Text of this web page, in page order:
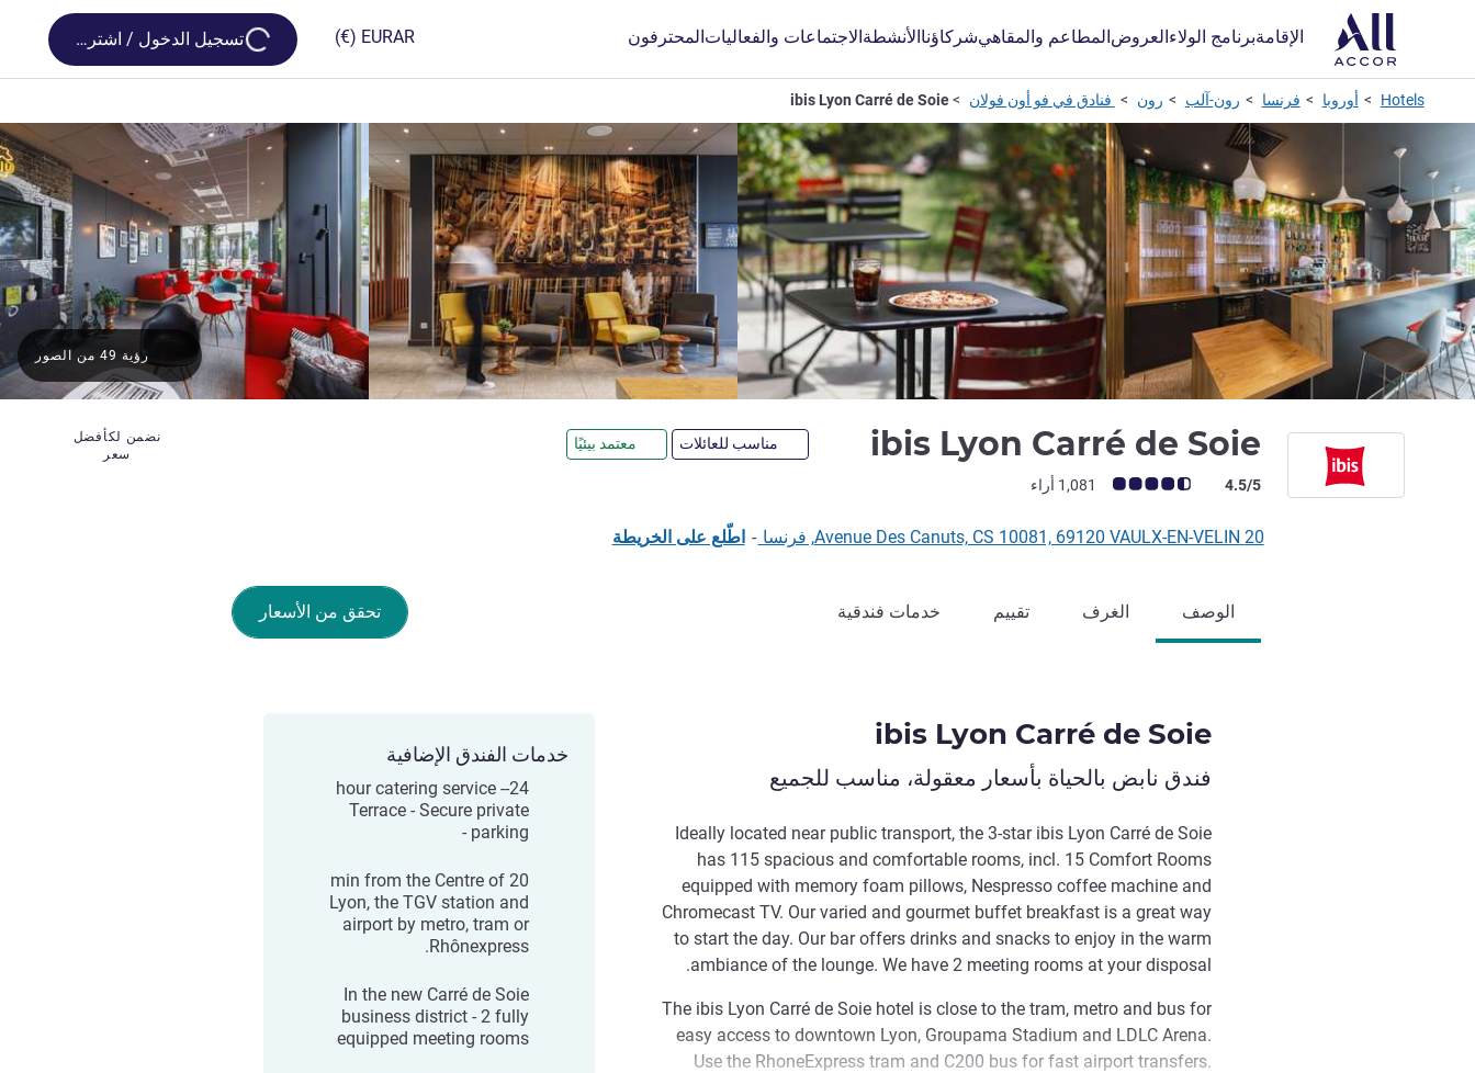
الإقامةبرنامج الولاءالعروضالمطاعم والمقاهيشركاؤناالأنشطةالاجتماعات والفعالياتالمحترفون AR
EUR
(€)
Loading...
تسجيل الدخول / اشترك
Hotels أوروبا فرنسا رون-آلب رون فنادق في فو أون فولان ibis Lyon Carré de Soie
ibis Lyon Carré de Soie مناسب للعائلات معتمد بيئيًا
ملاحظة أراء العملاء (رأي ALL)
4.5/5 1,081 أراء
نضمن لكأفضل
سعر
رؤية 49 من الصور
20 Avenue Des Canuts, CS 10081, 69120 VAULX-EN-VELIN, فرنسا - اطّلع على الخريطة
تحقق من الأسعار الوصف الغرف تقييم خدمات فندقية
ibis Lyon Carré de Soie
فندق نابض بالحياة بأسعار معقولة، مناسب للجميع
Ideally located near public transport, the 3-star ibis Lyon Carré de Soie
has 115 spacious and comfortable rooms, incl. 15 Comfort Rooms
equipped with memory foam pillows, Nespresso coffee machine and
Chromecast TV. Our varied and gourmet buffet breakfast is a great way
to start the day. Our bar offers drinks and snacks to enjoy in the warm
ambiance of the lounge. We have 2 meeting rooms at your disposal.
The ibis Lyon Carré de Soie hotel is close to the tram, metro and bus for
easy access to downtown Lyon, Groupama Stadium and LDLC Arena.
Use the RhoneExpress tram and C200 bus for fast airport transfers.
خدمات الفندق الإضافية
24-hour catering service -
Terrace - Secure private
parking -
20 min from the Centre of
Lyon, the TGV station and
airport by metro, tram or
Rhônexpress.
In the new Carré de Soie
business district - 2 fully
equipped meeting rooms